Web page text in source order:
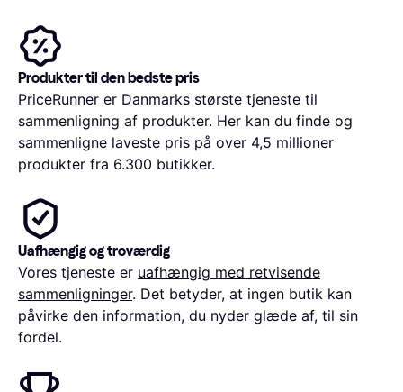
Produkter til den bedste pris
PriceRunner er Danmarks største tjeneste til
sammenligning af produkter. Her kan du finde og
sammenligne laveste pris på over 4,5 millioner
produkter fra 6.300 butikker.
Uafhængig og troværdig
Vores tjeneste er uafhængig med retvisende
sammenligninger. Det betyder, at ingen butik kan
påvirke den information, du nyder glæde af, til sin
fordel.